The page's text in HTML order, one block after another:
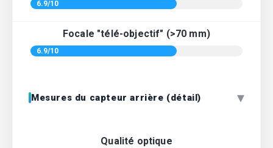
6.9/10
Focale "télé-objectif" (>70 mm)
6.9/10
Mesures du capteur arrière (détail) ▾
Qualité optique